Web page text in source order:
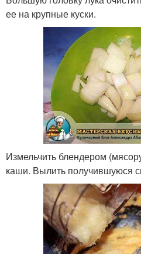
ее на крупные куски.
Измельчить блендером
каши. Вылить получившуюся